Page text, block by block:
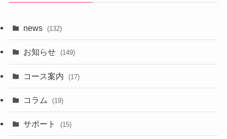
news (132)
お知らせ (149)
コース案内 (17)
コラム (19)
サポート (15)